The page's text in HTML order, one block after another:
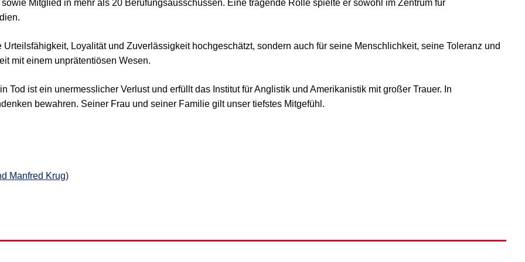
Mitglied in mehr als 20 Berufungsausschüssen. Eine tragende Rolle spielte er sowohl im Zentrum für
Loyalität und Zuverlässigkeit hochgeschätzt, sondern auch für seine Menschlichkeit, seine Toleranz und
mit einem unprätentiösen Wesen.
ist ein unermesslicher Verlust und erfüllt das Institut für Anglistik und Amerikanistik mit großer Trauer. In
bewahren. Seiner Frau und seiner Familie gilt unser tiefstes Mitgefühl.
Manfred Krug)